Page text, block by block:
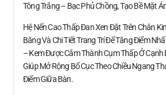
Tông Trắng – Bạc Phủ Chồng, Tạo Bề Mặt
Hệ Nến Cao Thấp Đan Xen Đặt Trên Chân
Băng Và Chi Tiết Trang Trí Để Tăng Điểm
– Kem Được Cắm Thành Cụm Thấp Ở Cạnh
Giúp Mở Rộng Bố Cục Theo Chiều Ngang
Điểm Giữa Bàn.